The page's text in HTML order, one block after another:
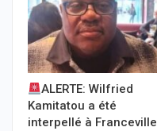
ALERTE: Wilfried
Kamitatou a été
interpellé à Franceville